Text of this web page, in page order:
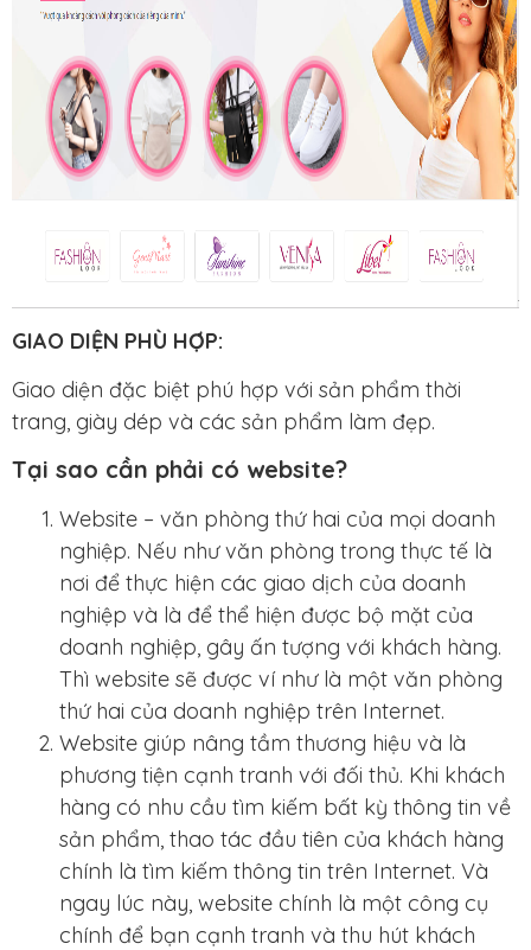
GIAO DIỆN PHÙ HỢP:
Giao diện đặc biệt phú hợp với sản phẩm thời
trang, giày dép và các sản phẩm làm đẹp.
Tại sao cần phải có website?
Website – văn phòng thứ hai của mọi doanh
nghiệp. Nếu như văn phòng trong thực tế là
nơi để thực hiện các giao dịch của doanh
nghiệp và là để thể hiện được bộ mặt của
doanh nghiệp, gây ấn tượng với khách hàng.
Thì website sẽ được ví như là một văn phòng
thứ hai của doanh nghiệp trên Internet.
Website giúp nâng tầm thương hiệu và là
phương tiện cạnh tranh với đối thủ. Khi khách
hàng có nhu cầu tìm kiếm bất kỳ thông tin về
sản phẩm, thao tác đầu tiên của khách hàng
chính là tìm kiếm thông tin trên Internet. Và
ngay lúc này, website chính là một công cụ
chính để bạn cạnh tranh và thu hút khách